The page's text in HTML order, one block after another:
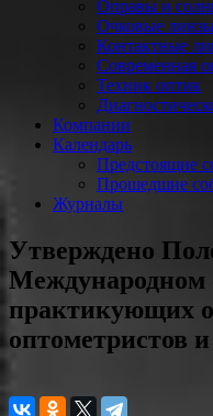
Оправы и
Очковые
Контактные
Современная
Техник оптик
Компании
Календарь
Предстоящие
Прошедшие
Журналы
Утверждено
Международном
практикующих
оптометристов